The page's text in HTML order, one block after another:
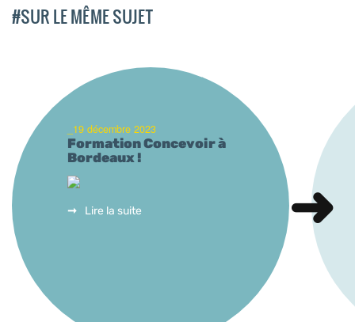
#SUR LE MÊME SUJET
_19 décembre 2023
Formation Concevoir à
Bordeaux !
Lire la suite